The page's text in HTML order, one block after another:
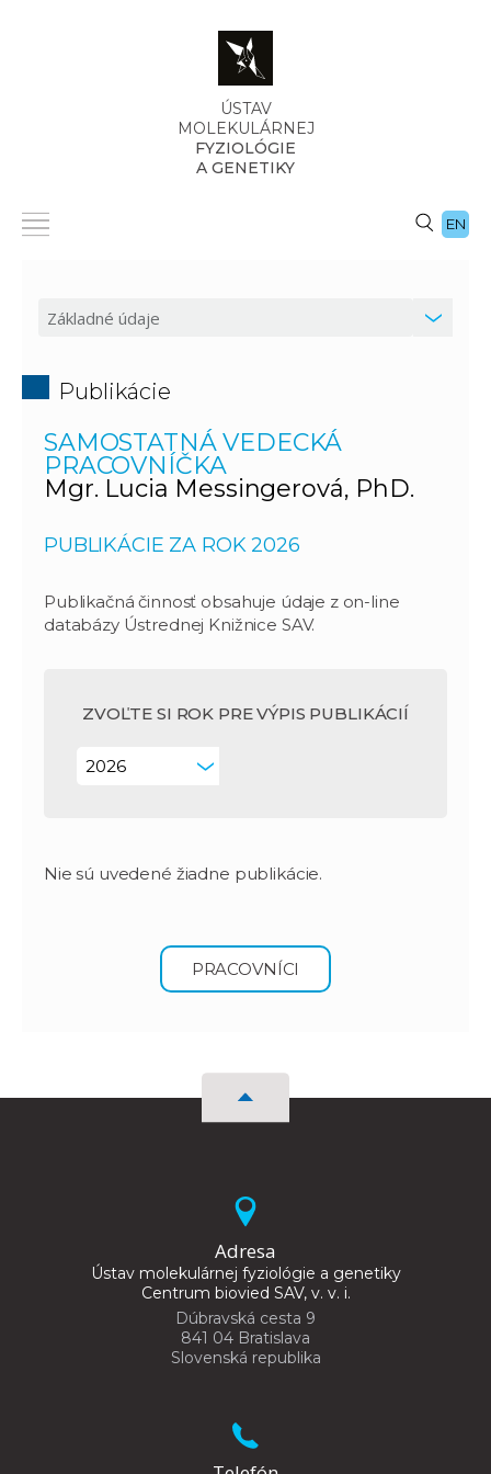
ÚSTAV
MOLEKULÁRNEJ
FYZIOLÓGIE
A GENETIKY
EN
Publikácie
SAMOSTATNÁ VEDECKÁ
PRACOVNÍČKA
Mgr. Lucia Messingerová, PhD.
PUBLIKÁCIE ZA ROK 2026
Publikačná činnosť obsahuje údaje z on-line
databázy Ústrednej Knižnice SAV.
ZVOĽTE SI ROK PRE VÝPIS PUBLIKÁCIÍ
Nie sú uvedené žiadne publikácie.
PRACOVNÍCI
Adresa
Ústav molekulárnej fyziológie a genetiky
Centrum biovied SAV, v. v. i.
Dúbravská cesta 9
841 04 Bratislava
Slovenská republika